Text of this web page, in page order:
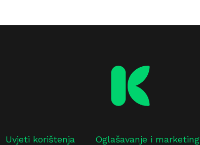
Uvjeti korištenja Oglašavanje i marketing